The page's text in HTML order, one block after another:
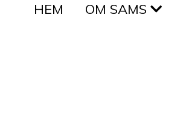
HEM OM SAMS